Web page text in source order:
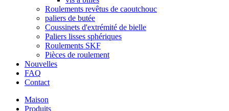
Roulements revêtus de caoutchouc
paliers de butée
Coussinets d'extrémité de bielle
Paliers lisses sphériques
Roulements SKF
Pièces de roulement
Nouvelles
FAQ
Contact
Maison
Produits